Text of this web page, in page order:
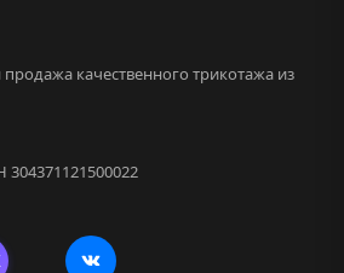
качественного трикотажа из